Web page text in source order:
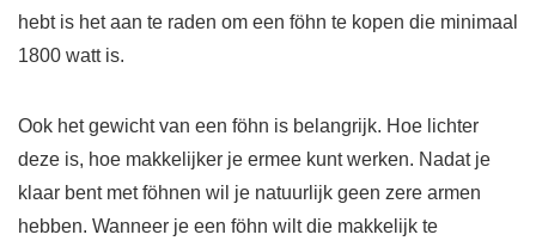
hebt is het aan te raden om een föhn te kopen die minimaal
1800 watt is.
Ook het gewicht van een föhn is belangrijk. Hoe lichter
deze is, hoe makkelijker je ermee kunt werken. Nadat je
klaar bent met föhnen wil je natuurlijk geen zere armen
hebben. Wanneer je een föhn wilt die makkelijk te